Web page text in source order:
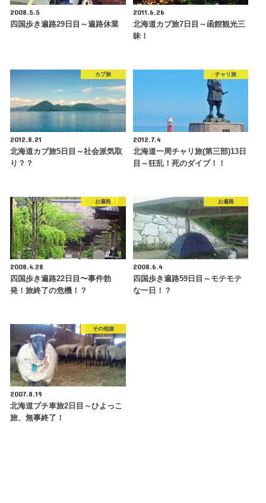
2008.5.5
四国歩き遍路29日目～遍路休業
2011.6.26
北海道カブ旅7日目～函館観光三
昧！
カブ旅
2012.8.21
北海道カブ旅5日目～社会派気取
り？？
チャリ旅
2012.7.4
北海道一周チャリ旅(第三部)13日
目～狂乱！死のダイブ！！
お遍路
2008.4.28
四国歩き遍路22日目〜事件勃
発！旅終了の危機！？
お遍路
2008.6.4
四国歩き遍路59日目～モテモテ
な一日！？
その他旅
2007.8.19
北海道プチ車旅2日目～ひよっこ
旅、無事終了！